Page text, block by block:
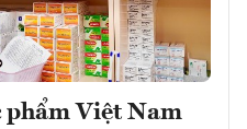
Việt Nam